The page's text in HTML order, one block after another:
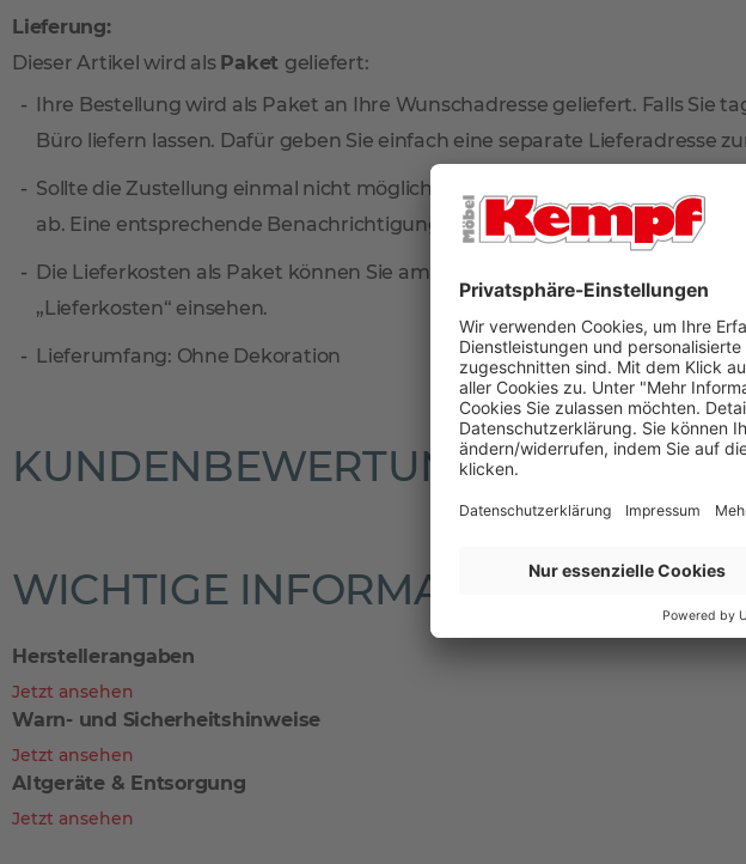
Lieferung:
Dieser Artikel wird als Paket geliefert:
Ihre Bestellung wird als Paket an Ihre Wunschadresse geliefert. Falls Sie
Büro liefern lassen. Dafür geben Sie einfach eine separate Lieferadresse
Sollte die Zustellung einmal nicht möglich sein, nimmt der
ab. Eine entsprechende Benachrichtigungskarte finden Sie dann in Ihrem
Die Lieferkosten als Paket können Sie am einfachsten im oberen
„Lieferkosten“ einsehen.
Lieferumfang: Ohne Dekoration
KUNDENBEWERTUNGEN
WICHTIGE INFORMATIONEN
Herstellerangaben
Jetzt ansehen
Warn- und Sicherheitshinweise
Jetzt ansehen
Altgeräte & Entsorgung
Jetzt ansehen